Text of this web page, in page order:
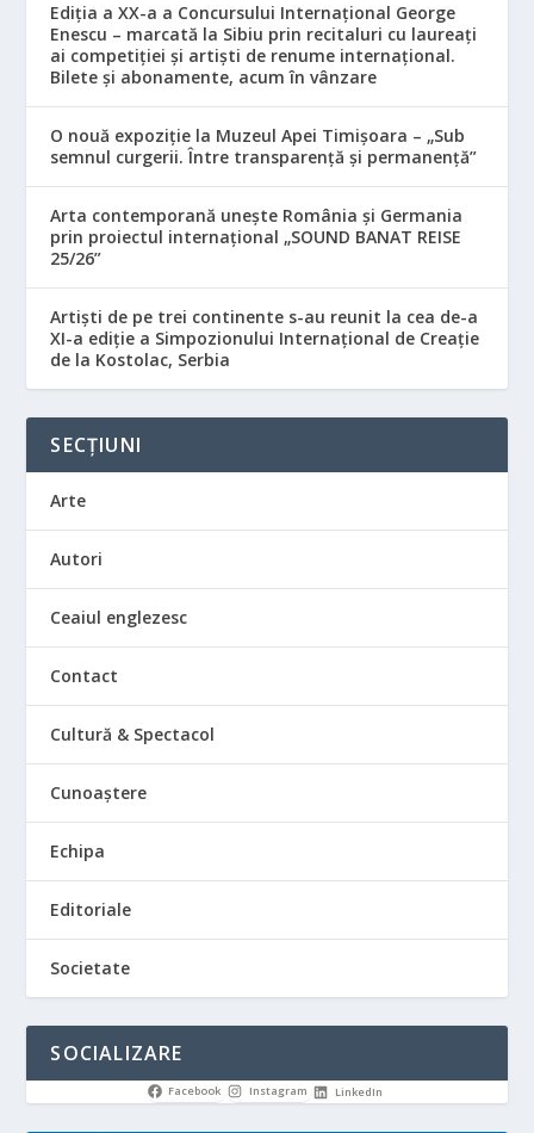
Ediția a XX-a a Concursului Internațional George
Enescu – marcată la Sibiu prin recitaluri cu laureați
ai competiției și artiști de renume internațional.
Bilete și abonamente, acum în vânzare
O nouă expoziție la Muzeul Apei Timișoara – „Sub
semnul curgerii. Între transparență și permanență”
Arta contemporană unește România și Germania
prin proiectul internațional „SOUND BANAT REISE
25/26”
Artiști de pe trei continente s-au reunit la cea de-a
XI-a ediție a Simpozionului Internațional de Creație
de la Kostolac, Serbia
SECȚIUNI
Arte
Autori
Ceaiul englezesc
Contact
Cultură & Spectacol
Cunoaștere
Echipa
Editoriale
Societate
SOCIALIZARE
Facebook Instagram LinkedIn